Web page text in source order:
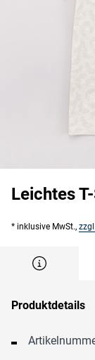
Leichtes
* inklusive MwSt.,
Produktdetails